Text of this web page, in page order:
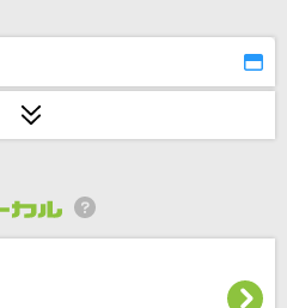
い 1992/4/23新宿日清